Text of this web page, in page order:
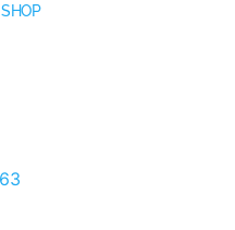
SHOP